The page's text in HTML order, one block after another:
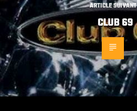
ARTICLE SUIVANT
CLUB 69